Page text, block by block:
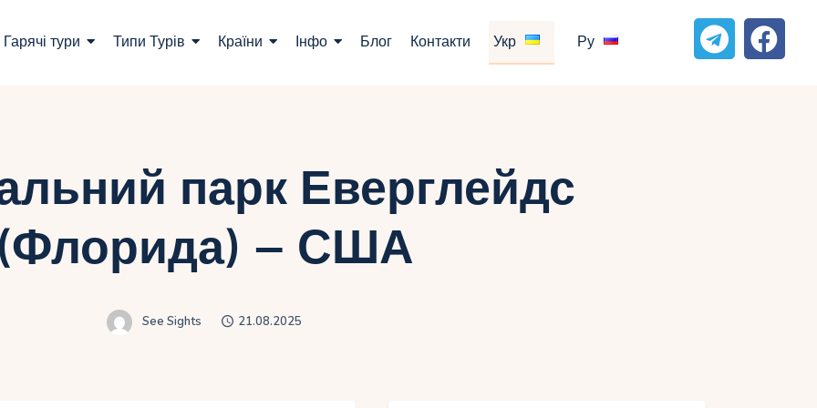
Гарячі тури Типи Турів Країни Інфо Блог Контакти Укр Ру
парк Еверглейдс
(Флорида) – США
See Sights 21.08.2025